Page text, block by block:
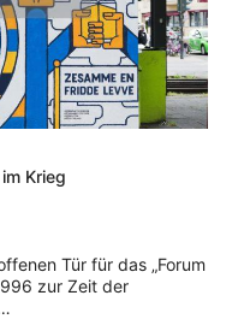
Krieg
Tür für das „Forum
zur Zeit der